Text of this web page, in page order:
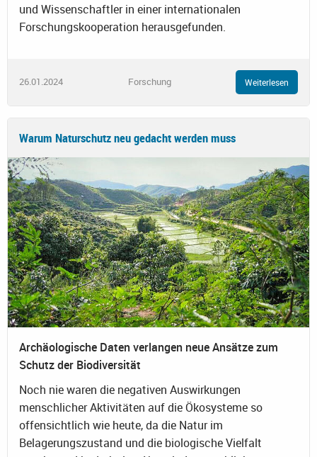
und Wissenschaftler in einer internationalen
Forschungskooperation herausgefunden.
26.01.2024 Forschung Weiterlesen
Warum Naturschutz neu gedacht werden muss
Archäologische Daten verlangen neue Ansätze zum
Schutz der Biodiversität
Noch nie waren die negativen Auswirkungen
menschlicher Aktivitäten auf die Ökosysteme so
offensichtlich wie heute, da die Natur im
Belagerungszustand und die biologische Vielfalt